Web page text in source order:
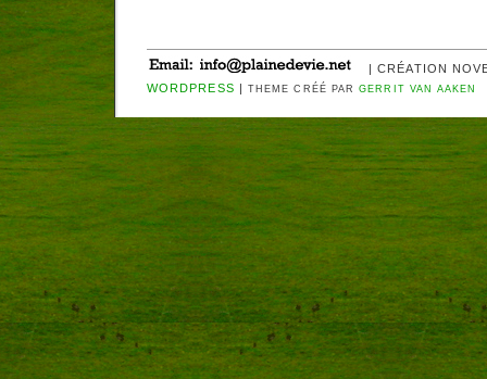
| CRÉATION
WORDPRESS | THEME CRÉÉ PARGERRIT VAN AAKEN